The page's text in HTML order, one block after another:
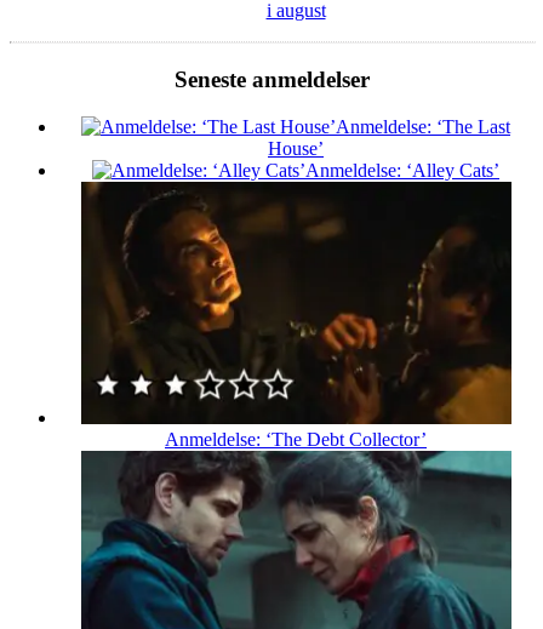
i august
Seneste anmeldelser
Anmeldelse: ‘The Last
House’
Anmeldelse: ‘Alley Cats’
Anmeldelse: ‘The Debt Collector’